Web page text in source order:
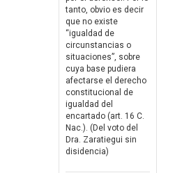
tanto, obvio es decir
que no existe
“igualdad de
circunstancias o
situaciones”, sobre
cuya base pudiera
afectarse el derecho
constitucional de
igualdad del
encartado (art. 16 C.
Nac.). (Del voto del
Dra. Zaratiegui sin
disidencia)